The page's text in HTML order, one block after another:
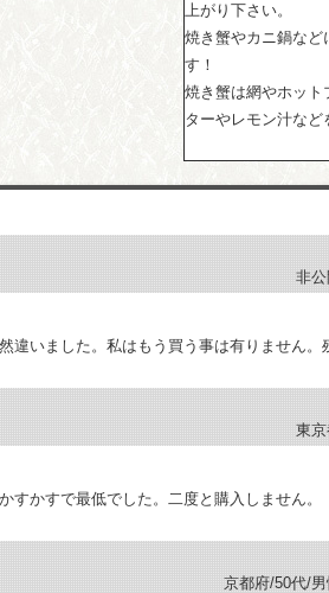
上がり下さい。
焼き蟹やカニ鍋など
す！
焼き蟹は網やホット
ターやレモン汁など
非公
いました。私はもう買う事は有りません。
東
かすで最低でした。二度と購入しません。
京都府/50代/